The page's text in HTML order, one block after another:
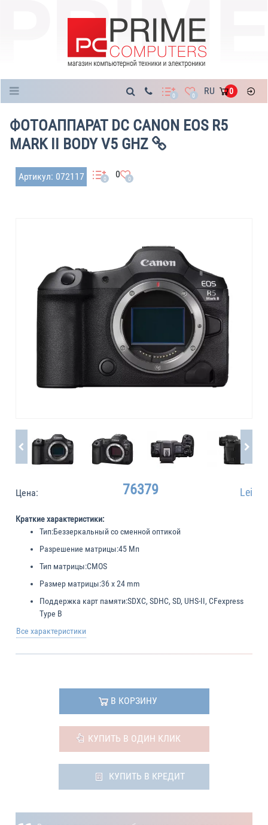
0 0 RU 0
ФОТОАППАРАТ DC CANON EOS R5
MARK II BODY V5 GHZ
Артикул: 072117 0 0 0
Цена: 76379 Lei
Краткие характеристики:
Тип:Беззеркальный со сменной оптикой
Разрешение матрицы:45 Мп
Тип матрицы:CMOS
Размер матрицы:36 x 24 mm
Поддержка карт памяти:SDXC, SDHC, SD, UHS-II, CFexpress
Type B
Все характеристики
В КОРЗИНУ
КУПИТЬ В ОДИН КЛИК
КУПИТЬ В КРЕДИТ